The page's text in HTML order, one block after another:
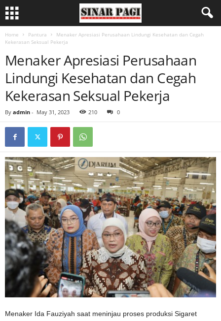
Home Pantura
Menaker Apresiasi Perusahaan Lindungi Kesehatan dan Cegah
Kekerasan Seksual Pekerja
Menaker Apresiasi Perusahaan
Lindungi Kesehatan dan Cegah
Kekerasan Seksual Pekerja
By admin - May 31, 2023 210 0
Menaker Ida Fauziyah saat meninjau proses produksi Sigaret